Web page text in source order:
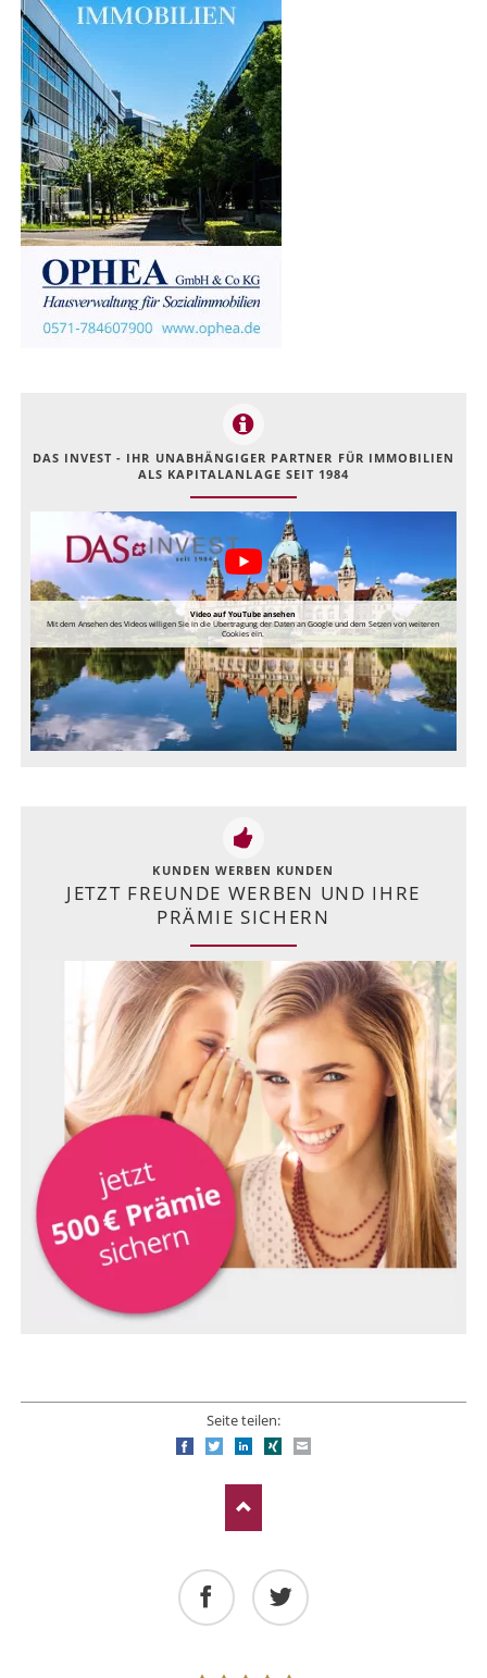
DAS INVEST - IHR UNABHÄNGIGER PARTNER FÜR IMMOBILIEN
ALS KAPITALANLAGE SEIT 1984
Video auf YouTube ansehen
Mit dem Ansehen des Videos willigen Sie in die Übertragung der Daten an Google und dem Setzen von weiteren
Cookies ein.
KUNDEN WERBEN KUNDEN
JETZT FREUNDE WERBEN UND IHRE
PRÄMIE SICHERN
Seite teilen:
FacebookTwitterLinkedIn
Xing